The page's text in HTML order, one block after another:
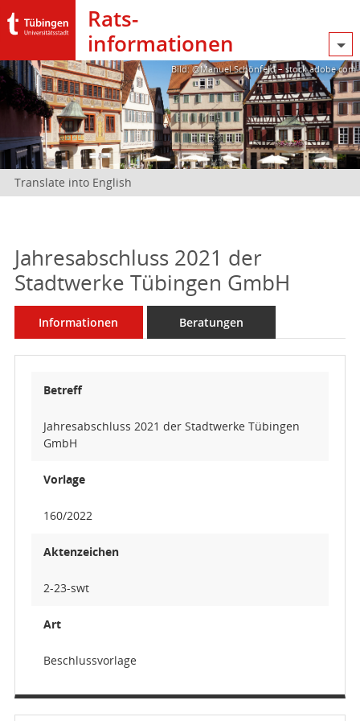
Rats­
informationen
Bild: @Manuel Schönfeld – stock.adobe.com
Translate into English
Jahresabschluss 2021 der
Stadtwerke Tübingen GmbH
Informationen Beratungen
Betreff
Jahresabschluss 2021 der Stadtwerke Tübingen
GmbH
Vorlage
160/2022
Aktenzeichen
2-23-swt
Art
Beschlussvorlage